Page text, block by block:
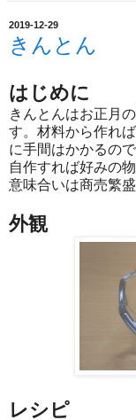
2019-12-29
きんとん
はじめに
きんとんはお正月
す。材料から作れ
に手間はかかるの
自作すれば好みの
意味合いは商売繁
外観
レシピ